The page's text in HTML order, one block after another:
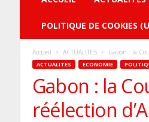
POLITIQUE DE COOKIES
Accueil ACTUALITES Gabon : la
ACTUALITES ECONOMIE
Gabon : la
réélection